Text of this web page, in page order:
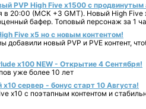
PVP High Five x1500 с
в 20:00 (МСК +3 GMT). Новый High Five
бафер. Топовый персонаж за 1
Five x5 но с новым контентом!
добавили новый PVP и PVE контент,
х100 NEW - Открытие 4 Сентября!
уже более 10 лет
сервер - бонус старт 10 Августа!
x10 с поэтапным контентом и